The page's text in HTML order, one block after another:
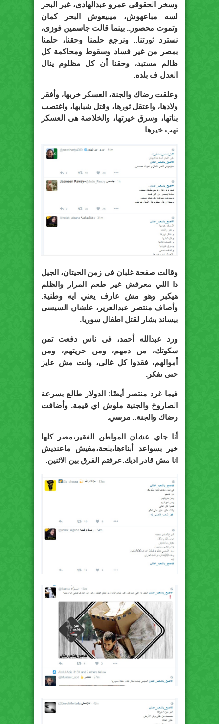
وسخر الحقوقى عمرو عبدالهادى، غير البحر
لسه مباعهوش، ميبيعوش البحر كمان
وتموت محصور.. بينما قالت جاسمين فوزى،
نسترد ثورتنا.. ونرجع حلمنا وحقنا، حلمنا
بمصر من غير فساد وسقوط ومحاكمة كل
ظالم مستبد، وحقنا أن كل مظلوم ينال
العدل ف بلده.
وعلقت رضاك والجنة، العسكر خربها، وأفقر
ولادها، واعتقل ثورها، وقتل شبابها، واغتصب
بناتها، وسرق خيرتها، والخلاصة هى العسكر
نهب خيرها.
وقالت صفحة غلبان فى زمن الحيتان، الجيل
دا اللي معرفش غير طعم المرار والظلم
هيكبر وهو مش عارف يعني ايه وطنية.
وأضاف منتصر عبدالعزيز، علشان السيسى
بيساند بشار لقتل اطفال سوريا.
ورد عبدالله أحمد، فى ناس دفعت تمن
سكوتك، من دمهم، ومن حريتهم، ومن
أموالهم، فقدوا كل غالى، وانت مش عايز
حتى تفكر.
فيما غرد منتصر أيضًا: الدولار طالع بسرعة
الصاروخ والجنية ملوش اي قيمة. وأضافت
رضاك والجنة.. مرسي.
أنا جاي عشان المواطن الفقير،مصر كلها
خير بسواعد أبناءها،بلحة،مفيش ماعنديش
انا مش قادر اديك.عرفتم الفرق بين اﻻثنين.